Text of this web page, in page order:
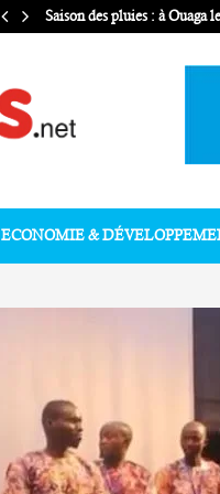
Saison des pluies : à Ouaga
ECONOMIE &